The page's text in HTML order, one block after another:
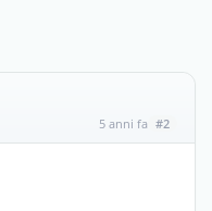
5 anni fa #2